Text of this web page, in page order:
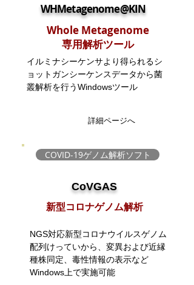
​WHMetagenome@KIN
Whole Metagenome
​専用解析ツール
イルミナシーケンサより得られるシ
ョットガンシーケンスデータから菌
叢解析を行うWindowsツール
詳細ページへ
COVID-19ゲノム解析ソフト
CoVGAS
​新型コロナゲノム解析
​NGS対応新型コロナウイルスゲノム
配列けっていから、変異および近縁
種株同定、毒性情報の表示など
Windows上で実施可能